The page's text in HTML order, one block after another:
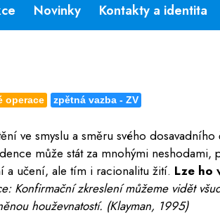
Novinky Kontakty a identita
operace zpětná vazba - ZV
ve smyslu a směru svého dosavadního
může stát za mnohými neshodami,
a učení, ale tím i racionalitu žití. Lze ho
Konfirmační zkreslení můžeme vidět
houževnatostí. (Klayman, 1995)